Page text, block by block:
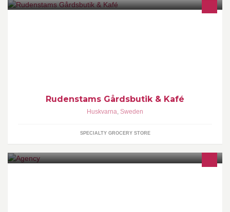
Rudenstams Gårdsbutik & Kafé
Huskvarna, Sweden
SPECIALTY GROCERY STORE